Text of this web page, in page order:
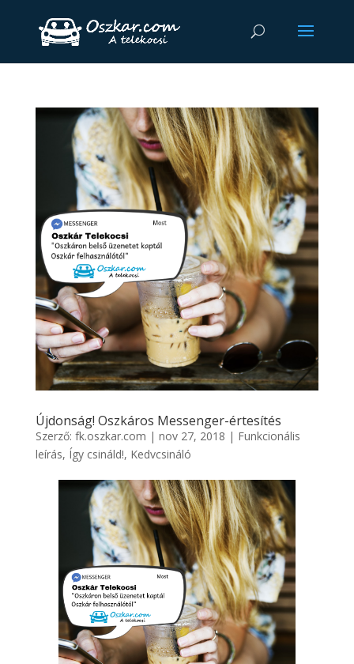
Újdonság! Oszkáros Messenger-értesítés
Szerző: fk.oszkar.com | nov 27, 2018 | Funkcionális
leírás, Így csináld!, Kedvcsináló